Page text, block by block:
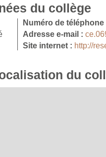
du collège
Numéro de téléphone
Adresse e-mail :
Site internet : http://
du